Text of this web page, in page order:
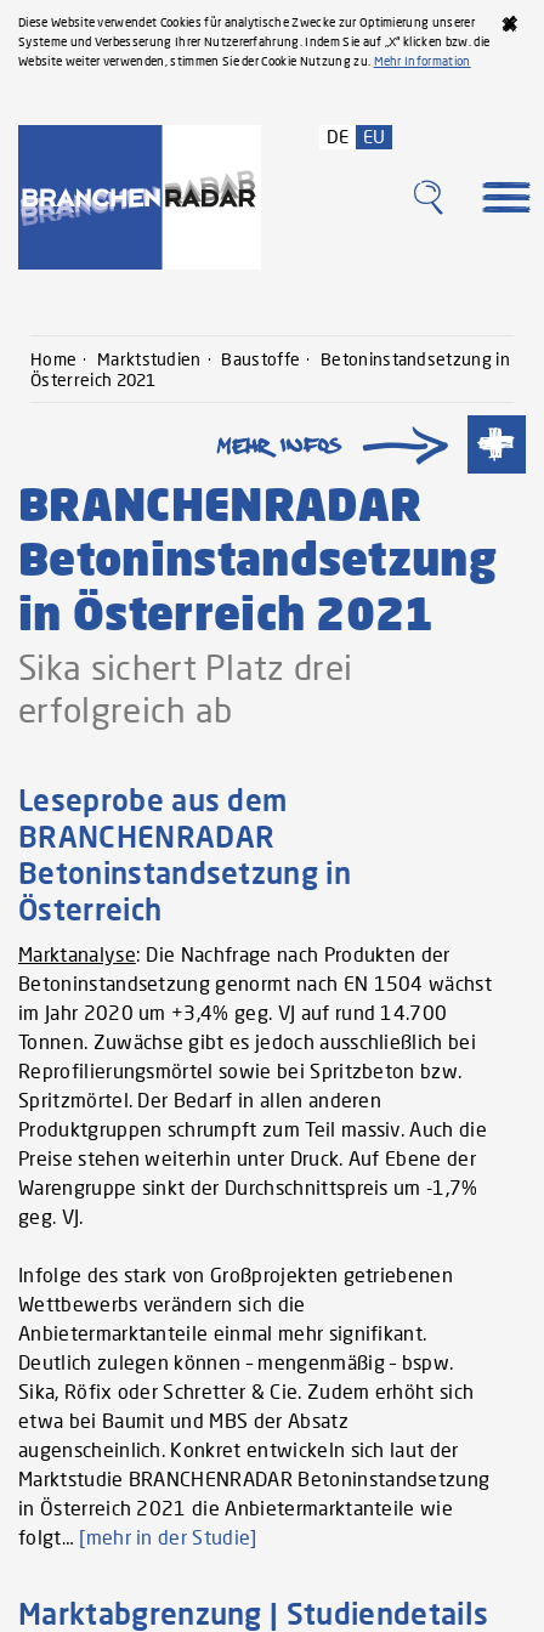
Diese Website verwendet Cookies für analytische Zwecke zur Optimierung unserer
Systeme und Verbesserung Ihrer Nutzererfahrung. Indem Sie auf „X“ klicken bzw. die
Website weiter verwenden, stimmen Sie der Cookie Nutzung zu. Mehr Information
DE EU
Home Marktstudien Baustoffe
Betoninstandsetzung in
Österreich 2021
BRANCHENRADAR
Betoninstandsetzung
in Österreich 2021
Sika sichert Platz drei
erfolgreich ab
Leseprobe aus dem
BRANCHENRADAR
Betoninstandsetzung in
Österreich
Marktanalyse: Die Nachfrage nach Produkten der
Betoninstandsetzung genormt nach EN 1504 wächst
im Jahr 2020 um +3,4% geg. VJ auf rund 14.700
Tonnen. Zuwächse gibt es jedoch ausschließlich bei
Reprofilierungsmörtel sowie bei Spritzbeton bzw.
Spritzmörtel. Der Bedarf in allen anderen
Produktgruppen schrumpft zum Teil massiv. Auch die
Preise stehen weiterhin unter Druck. Auf Ebene der
Warengruppe sinkt der Durchschnittspreis um -1,7%
geg. VJ.
Infolge des stark von Großprojekten getriebenen
Wettbewerbs verändern sich die
Anbietermarktanteile einmal mehr signifikant.
Deutlich zulegen können – mengenmäßig – bspw.
Sika, Röfix oder Schretter & Cie. Zudem erhöht sich
etwa bei Baumit und MBS der Absatz
augenscheinlich. Konkret entwickeln sich laut der
Marktstudie BRANCHENRADAR Betoninstandsetzung
in Österreich 2021 die Anbietermarktanteile wie
folgt… [mehr in der Studie]
Marktabgrenzung | Studiendetails